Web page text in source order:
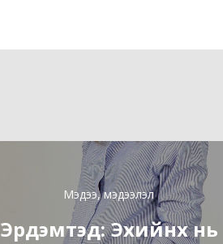
Мэдээ, мэдээлэл
Эрдэмтэд: Эхийнх нь